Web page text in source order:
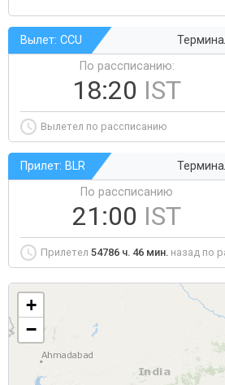
Вылет: CCU
По рассписанию:
18:20 IST
Вылетел по рассписанию
Прилет: BLR
По рассписанию
21:00 IST
Прилетел 54786 ч. 46 мин. назад по
+
−